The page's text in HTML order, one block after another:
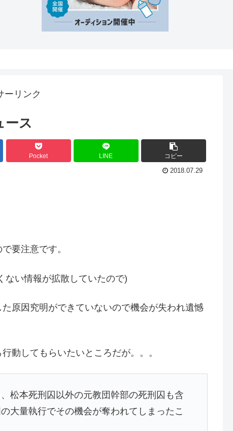
ーリンク
ース
Pocket LINE コピー
2018.07.29
要注意です。
ない情報が拡散していたので)
原因究明ができていないので機会が失われ遺憾
動してもらいたいところだが。。。
松本死刑囚以外の元教団幹部の死刑囚も含
大量執行でその機会が奪われてしまったこ